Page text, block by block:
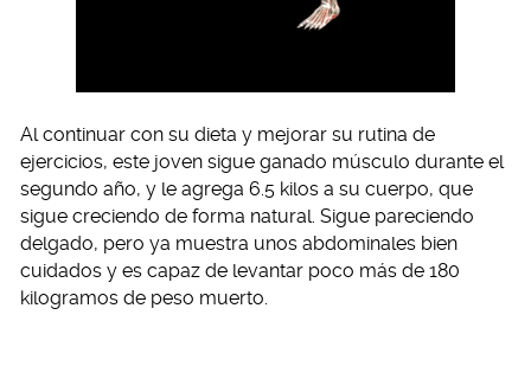
Al continuar con su dieta y mejorar su rutina de
ejercicios, este joven sigue ganado músculo durante el
segundo año, y le agrega 6.5 kilos a su cuerpo, que
sigue creciendo de forma natural. Sigue pareciendo
delgado, pero ya muestra unos abdominales bien
cuidados y es capaz de levantar poco más de 180
kilogramos de peso muerto.